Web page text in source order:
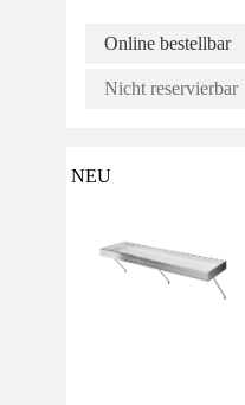
Online bestellbar
Nicht reservierbar
NEU